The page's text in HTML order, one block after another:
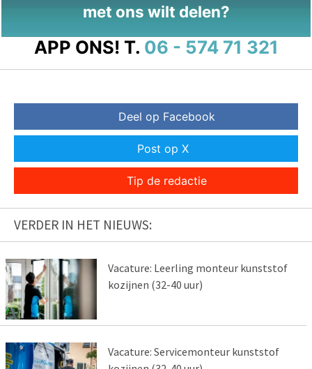
met ons wilt delen?
APP ONS! T. 06 - 574 71 321
Deel op Facebook
Post op X
Tip de redactie
VERDER IN HET NIEUWS:
Vacature: Leerling monteur kunststof
kozijnen (32-40 uur)
Vacature: Servicemonteur kunststof